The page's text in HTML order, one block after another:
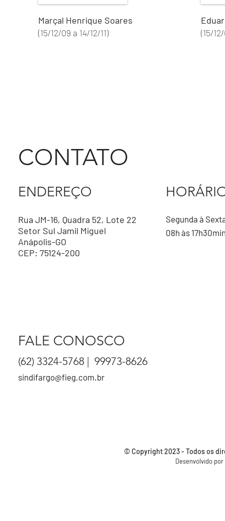
Marçal Henrique Soares
(15/12/09 a 14/12/11)
(15/
CONTATO
ENDEREÇO
Rua JM-16, Quadra 52, Lote 22
Setor Sul Jamil Miguel
Anápolis-GO
CEP: 75124-200
Segunda à
08h às
FALE CONOSCO
(62) 3324-5768 | 99973-8626
sindifargo@fieg.com.br
© Copyright 2023 - Todos os
Desenvolvido por